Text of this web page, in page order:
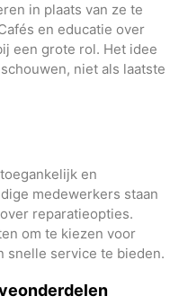
in plaats van ze te
en educatie over
een grote rol. Het idee
niet als laatste
en
medewerkers staan
reparatieopties.
om te kiezen voor
snelle service te bieden.